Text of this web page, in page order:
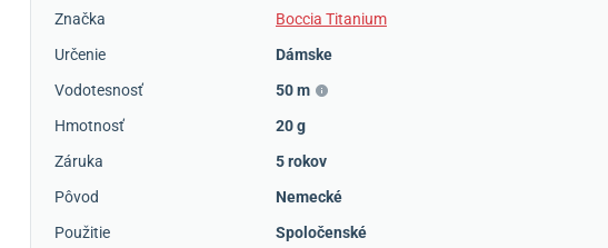
Značka
Boccia Titanium
Určenie
Dámske
Vodotesnosť
50 m
Hmotnosť
20 g
Záruka
5 rokov
Pôvod
Nemecké
Použitie
Spoločenské